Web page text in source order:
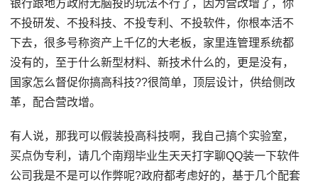
银行跟地方政府无脑投的玩法不行了，因为营改增了，你
不投研发、不投科技、不投专利、不投软件，你根本活不
下去，很多号称资产上千亿的大老板，家里连管理系统都
没有的，至于什么新型材料、新技术什么的，更是没有，
国家怎么督促你搞高科技??很简单，顶层设计，供给侧改
革，配合营改增。
有人说，那我可以假装投高科技啊，我自己搞个实验室，
买点伪专利，请几个南翔毕业生天天打字聊QQ装一下软件
公司我是不是可以作弊呢?政府都考虑好的，基于几个配套